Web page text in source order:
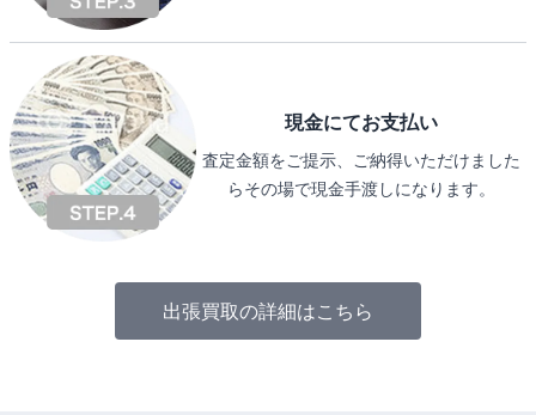
現金にてお支払い
査定金額をご提示、ご納得いただけました
らその場で現金手渡しになります。
出張買取の詳細はこちら